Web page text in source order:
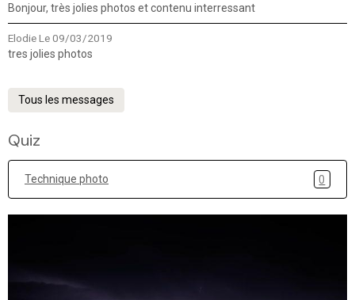
Bonjour, très jolies photos et contenu interressant
ElodieLe 09/03/2019
tres jolies photos
Tous les messages
Quiz
Technique photo 0